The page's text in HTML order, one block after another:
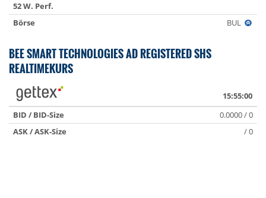
52 W. Perf.
Börse
BUL
BEE SMART TECHNOLOGIES AD REGISTERED SHS
REALTIMEKURS
15:55:00
BID / BID-Size
0.0000 / 0
ASK / ASK-Size
/ 0